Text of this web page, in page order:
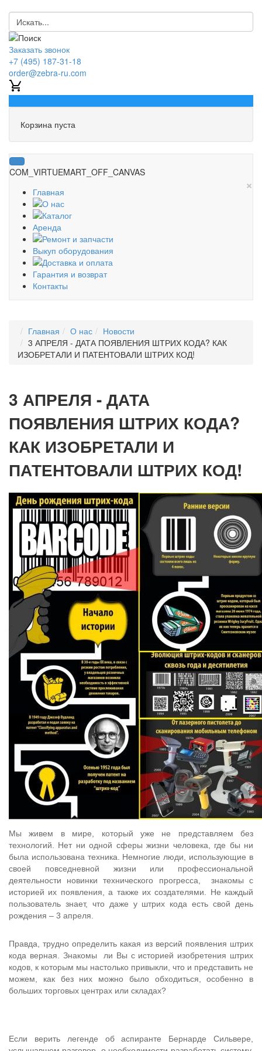
Заказать звонок
+7 (495) 187-31-18
order@zebra-ru.com
Корзина пуста
COM_VIRTUEMART_OFF_CANVAS
×
Главная
О нас
Каталог
Аренда
Ремонт и запчасти
Выкуп оборудования
Доставка и оплата
Гарантия и возврат
Контакты
Главная О нас
Новости
3 АПРЕЛЯ - ДАТА ПОЯВЛЕНИЯ ШТРИХ КОДА? КАК
ИЗОБРЕТАЛИ И ПАТЕНТОВАЛИ ШТРИХ КОД!
3 АПРЕЛЯ - ДАТА
ПОЯВЛЕНИЯ ШТРИХ КОДА?
КАК ИЗОБРЕТАЛИ И
ПАТЕНТОВАЛИ ШТРИХ КОД!
Мы живем в мире, который уже не представляем без
технологий. Нет ни одной сферы жизни человека, где бы ни
была использована техника. Немногие люди, использующие в
своей повседневной жизни или профессиональной
деятельности новинки технического прогресса, знакомы с
историей их появления, а также их создателями. Не каждый
пользователь знает, что даже у штрих кода есть свой день
рождения – 3 апреля.
Правда, трудно определить какая из версий появления штрих
кода верная. Знакомы ли Вы с историей изобретения штрих
кодов, к которым мы настолько привыкли, что и представить не
можем, как без них можно было обходиться, особенно в
больших торговых центрах или складах?
Если верить легенде об аспиранте Бернарде Сильвере,